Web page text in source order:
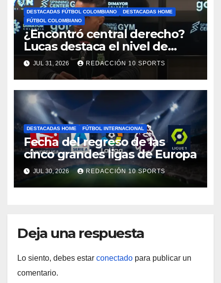
DESTACADAS FÚTBOL COLOMBIANO
DESTACADAS HOME
FÚTBOL COLOMBIANO
¿Encontró central derecho?
Lucas destaca el nivel de
Néider Parra
JUL 31, 2026 REDACCIÓN 10 SPORTS
DESTACADAS HOME FÚTBOL INTERNACIONAL
Fecha del regreso de las
cinco grandes ligas de Europa
JUL 30, 2026 REDACCIÓN 10 SPORTS
Deja una respuesta
Lo siento, debes estar conectado para publicar un
comentario.